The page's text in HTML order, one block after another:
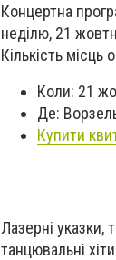
Концертна
неділю, 21
Кількість місць
Коли: 21
Де:
Купити
Лазерні указки,
танцювальні